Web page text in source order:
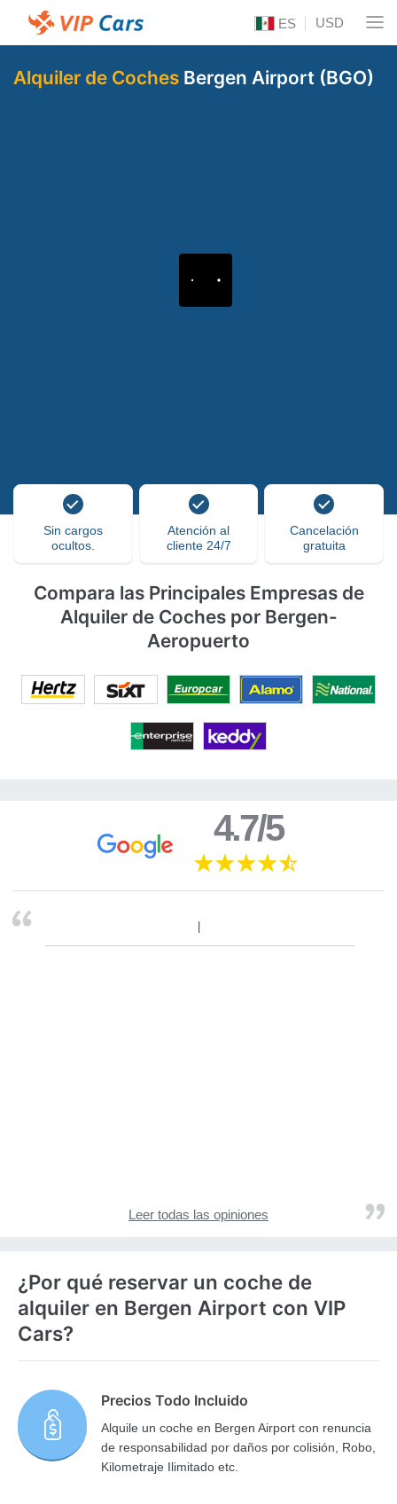
ES USD
Alquiler de Coches Bergen Airport (BGO)
Sin cargos
ocultos.
Atención al
cliente 24/7
Cancelación
gratuita
Compara las Principales Empresas de
Alquiler de Coches por Bergen-
Aeropuerto
4.7/5
Leer todas las opiniones
¿Por qué reservar un coche de
alquiler en Bergen Airport con VIP
Cars?
Precios Todo Incluido
Alquile un coche en Bergen Airport con renuncia
de responsabilidad por daños por colisión, Robo,
Kilometraje Ilimitado etc.